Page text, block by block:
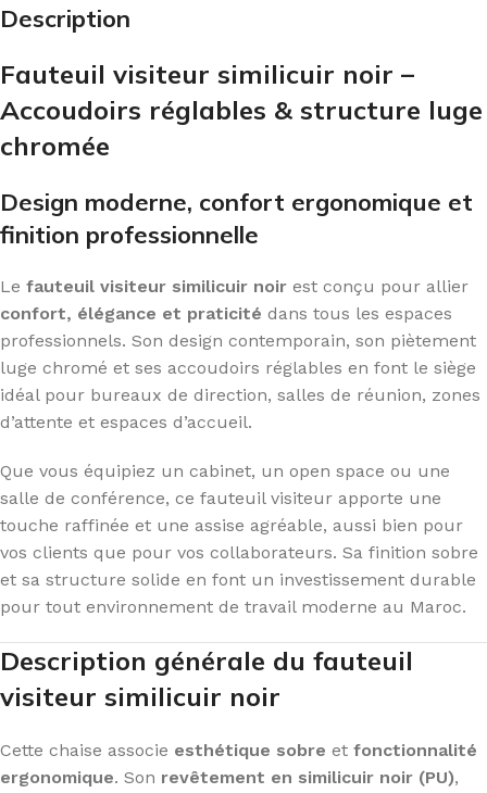
Description
Fauteuil visiteur similicuir noir –
Accoudoirs réglables & structure luge
chromée
Design moderne, confort ergonomique et
finition professionnelle
Le fauteuil visiteur similicuir noir est conçu pour allier
confort, élégance et praticité dans tous les espaces
professionnels. Son design contemporain, son piètement
luge chromé et ses accoudoirs réglables en font le siège
idéal pour bureaux de direction, salles de réunion, zones
d’attente et espaces d’accueil.
Que vous équipiez un cabinet, un open space ou une
salle de conférence, ce fauteuil visiteur apporte une
touche raffinée et une assise agréable, aussi bien pour
vos clients que pour vos collaborateurs. Sa finition sobre
et sa structure solide en font un investissement durable
pour tout environnement de travail moderne au Maroc.
Description générale du fauteuil
visiteur similicuir noir
Cette chaise associe esthétique sobre et fonctionnalité
ergonomique. Son revêtement en similicuir noir (PU),